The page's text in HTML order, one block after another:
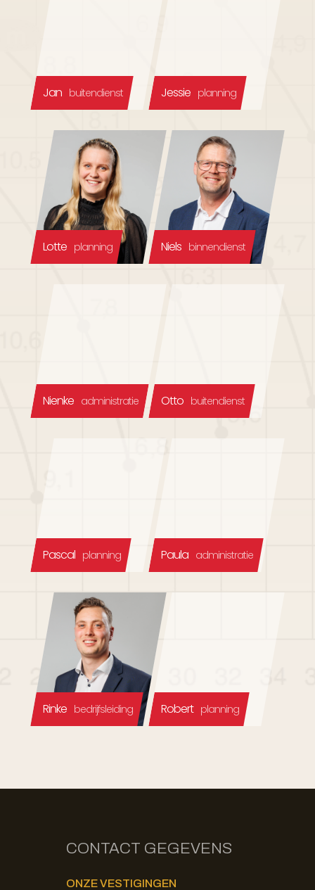
Jan buitendienst Jessie planning
Lotte planning Niels binnendienst
Nienke administratie Otto buitendienst
Pascal planning Paula administratie
Rinke bedrijfsleiding Robert planning
CONTACT GEGEVENS
ONZE VESTIGINGEN